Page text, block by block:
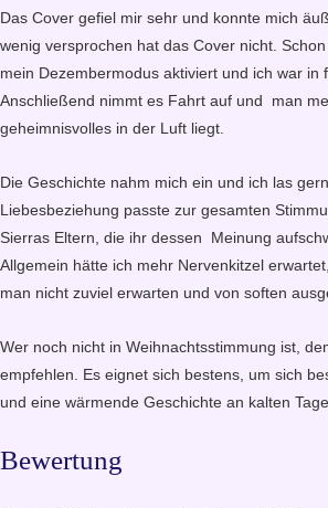
Das Cover gefiel mir sehr und konnte mich
wenig versprochen hat das Cover nicht.
mein Dezembermodus aktiviert und ich war in
Anschließend nimmt es Fahrt auf und man
geheimnisvolles in der Luft liegt.
Die Geschichte nahm mich ein und ich las
Liebesbeziehung passte zur gesamten
Sierras Eltern, die ihr dessen Meinung
Allgemein hätte ich mehr Nervenkitzel
man nicht zuviel erwarten und von soften
Wer noch nicht in Weihnachtsstimmung ist,
empfehlen. Es eignet sich bestens, um sich
und eine wärmende Geschichte an kalten
Bewertung